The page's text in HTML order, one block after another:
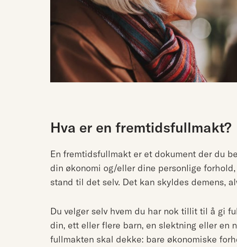
Hva er en fremtidsfullmakt?
En fremtidsfullmakt er et dokument der du
din økonomi og/eller dine personlige
stand til det selv. Det kan skyldes demens,
Du velger selv hvem du har nok tillit til å gi
din, ett eller flere barn, en slektning eller en
fullmakten skal dekke: bare økonomiske